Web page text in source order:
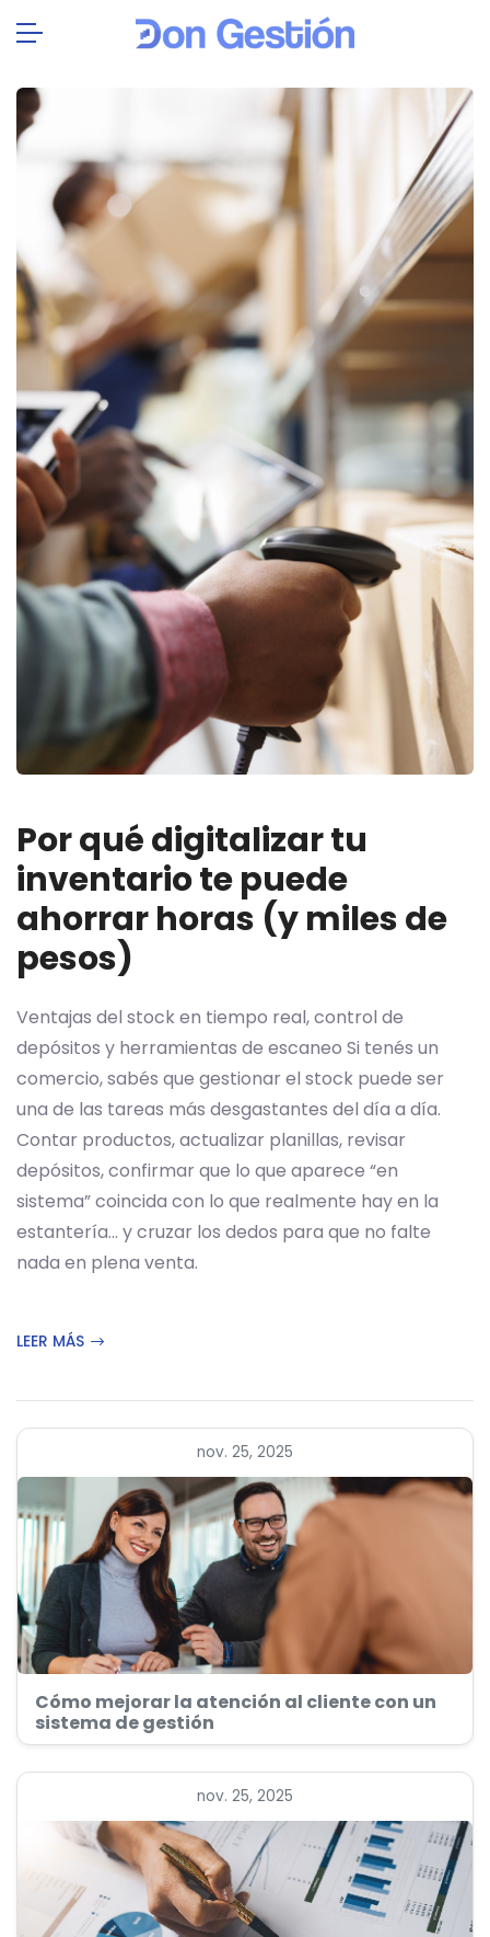
Por qué digitalizar tu
inventario te puede
ahorrar horas (y miles de
pesos)
Ventajas del stock en tiempo real, control de
depósitos y herramientas de escaneo Si tenés un
comercio, sabés que gestionar el stock puede ser
una de las tareas más desgastantes del día a día.
Contar productos, actualizar planillas, revisar
depósitos, confirmar que lo que aparece “en
sistema” coincida con lo que realmente hay en la
estantería… y cruzar los dedos para que no falte
nada en plena venta.
LEER MÁS
nov. 25, 2025
Cómo mejorar la atención al cliente con un
sistema de gestión
nov. 25, 2025